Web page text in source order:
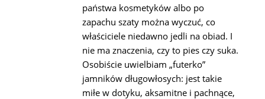
państwa kosmetyków albo po
zapachu szaty można wyczuć, co
właściciele niedawno jedli na obiad. I
nie ma znaczenia, czy to pies czy suka.
Osobiście uwielbiam „futerko”
jamników długowłosych: jest takie
miłe w dotyku, aksamitne i pachnące,